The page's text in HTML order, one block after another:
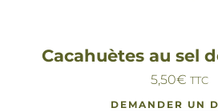
Cacahuètes au sel
5,50€ TTC
DEMANDER UN